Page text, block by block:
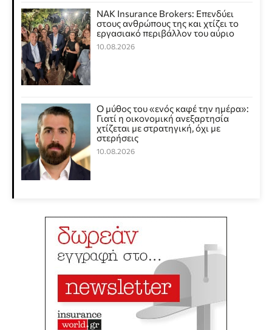
NAK Insurance Brokers: Επενδύει
στους ανθρώπους της και χτίζει το
εργασιακό περιβάλλον του αύριο
10.08.2026
Ο μύθος του «ενός καφέ την ημέρα»:
Γιατί η οικονομική ανεξαρτησία
χτίζεται με στρατηγική, όχι με
στερήσεις
10.08.2026